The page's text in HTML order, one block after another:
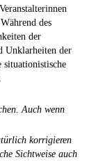
des
der
Unklarheiten der
situationistische
Auch wenn
korrigieren
Sichtweise auch